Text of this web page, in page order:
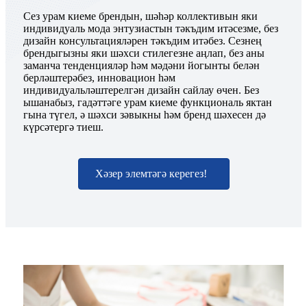
Сез урам киеме брендын, шәһәр коллективын яки
индивидуаль мода энтузиастын тәкъдим итәсезме, без
дизайн консультацияләрен тәкъдим итәбез. Сезнең
брендыгызны яки шәхси стилегезне аңлап, без аны
заманча тенденцияләр һәм мәдәни йогынты белән
берләштерәбез, инновацион һәм
индивидуальләштерелгән дизайн сайлау өчен. Без
ышанабыз, гадәттәге урам киеме функциональ яктан
гына түгел, ә шәхси зәвыкны һәм бренд шәхесен дә
күрсәтергә тиеш.
Хәзер элемтәгә керегез!